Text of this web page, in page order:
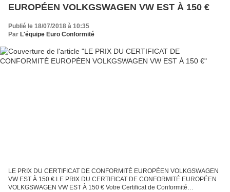
EUROPÉEN VOLKGSWAGEN VW EST À 150 €
Publié le 18/07/2018 à 10:35
Par L'équipe Euro Conformité
LE PRIX DU CERTIFICAT DE CONFORMITÉ EUROPÉEN VOLKGSWAGEN
VW EST À 150 € LE PRIX DU CERTIFICAT DE CONFORMITÉ EUROPÉEN
VOLKGSWAGEN VW EST À 150 € Votre Certificat de Conformité